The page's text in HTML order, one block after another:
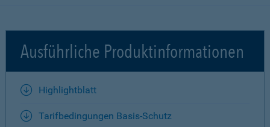
Ausführliche Produktinformationen
Highlightblatt
Tarifbedingungen Basis-Schutz